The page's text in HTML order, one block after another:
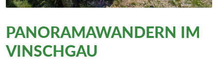
PANORAMAWANDERN IM
VINSCHGAU